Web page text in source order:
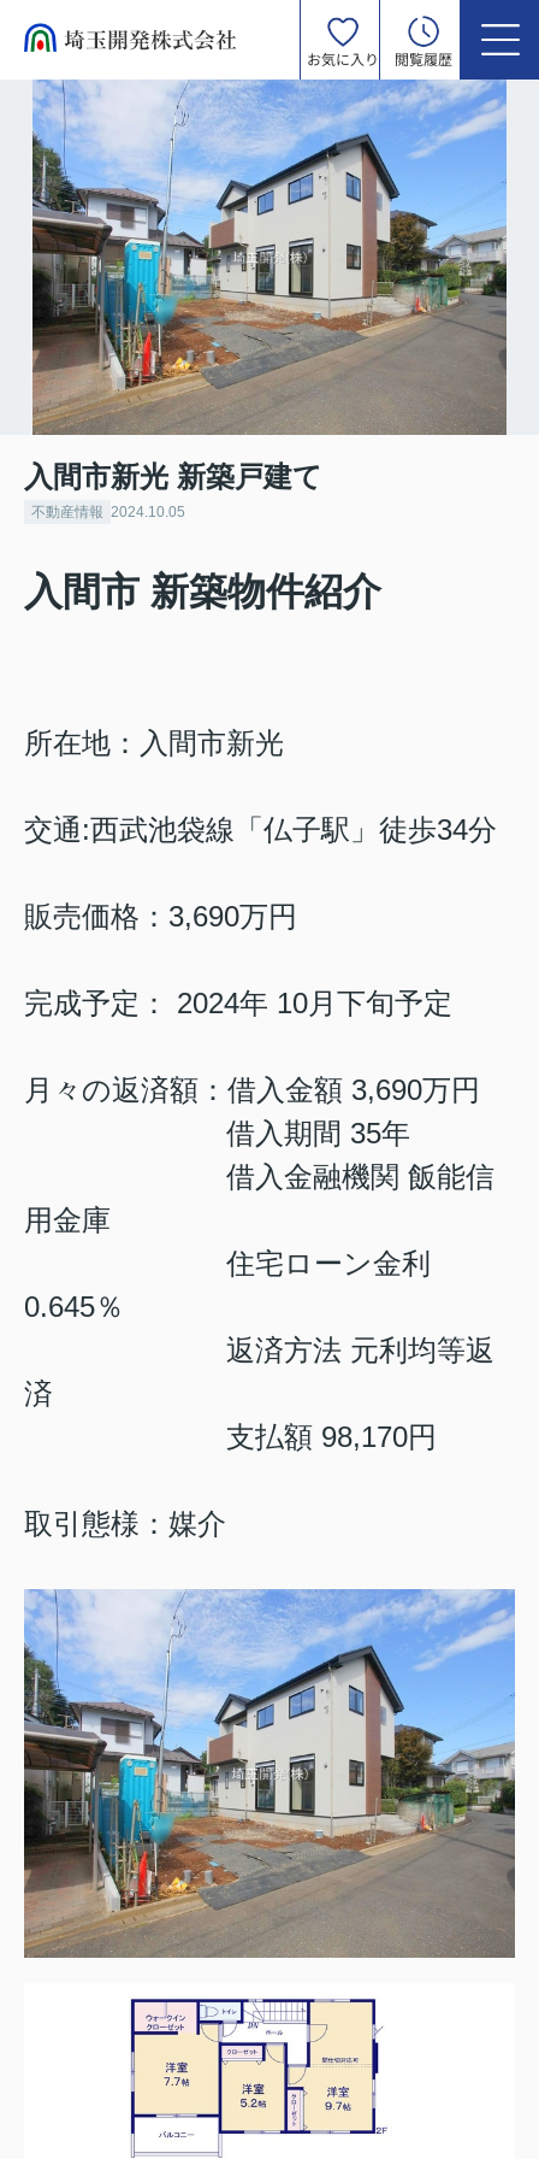
お気に入り 閲覧履歴
入間市新光 新築戸建て
不動産情報 2024.10.05
入間市 新築物件紹介
所在地：入間市新光
交通:西武池袋線 「仏子駅」徒歩34分
販売価格：3,690万円
完成予定： 2024年 10月下旬予定
月々の返済額：借入金額 3,690万円
借入期間 35年
借入金融機関 飯能信
用金庫
住宅ローン金利
0.645％
返済方法 元利均等返
済
支払額 98,170円
取引態様：媒介